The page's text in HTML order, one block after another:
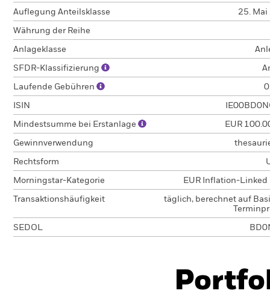
Auflegung Anteilsklasse 25. Mai
Währung der Reihe
Anlageklasse
SFDR-Klassifizierung
Laufende Gebühren
ISIN
Mindestsumme bei Erstanlage EUR
Gewinnverwendung
Rechtsform
Morningstar-Kategorie EUR Inflation-Linked
Transaktionshäufigkeit
täglich, berechnet auf
SEDOL